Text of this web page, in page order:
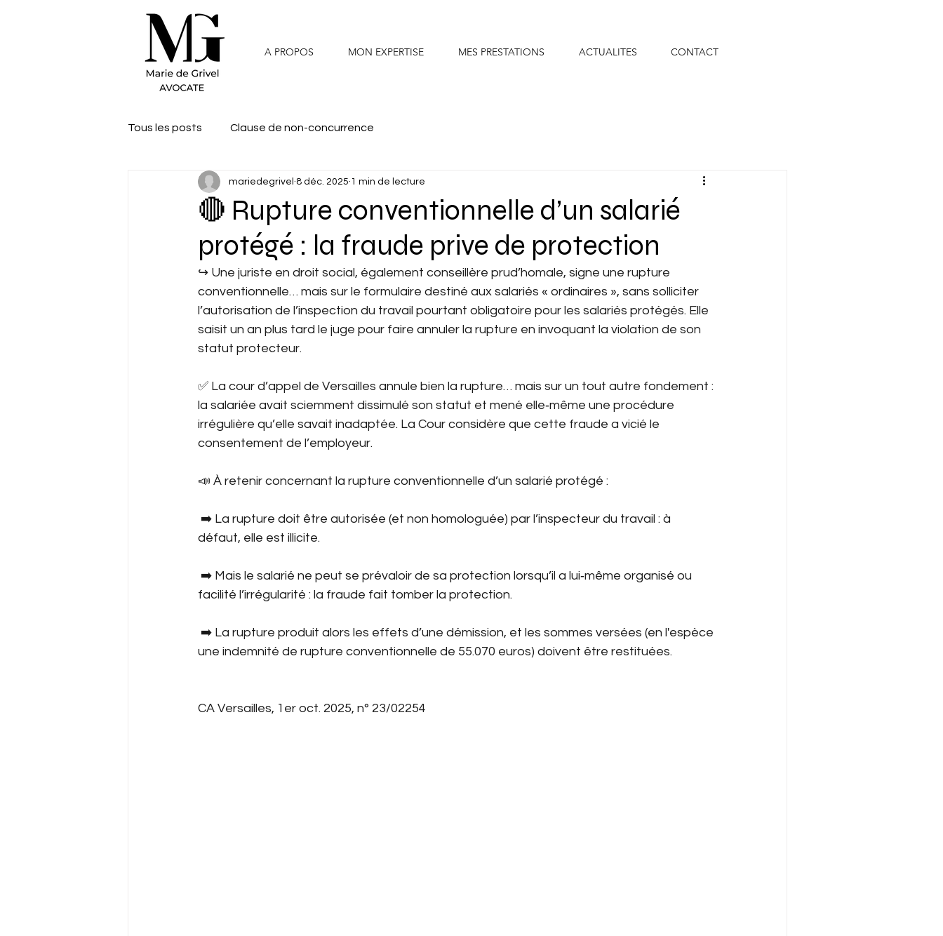
A PROPOS MON EXPERTISE MES PRESTATIONS ACTUALITES CONTACT
Tous les posts Clause de non-concurrence
🔴 Rupture conventionnelle d’un salarié
protégé : la fraude prive de protection
mariedegrivel 8 déc. 2025 1 min de lecture
↪︎ Une juriste en droit social, également conseillère prud’homale, signe une rupture
conventionnelle… mais sur le formulaire destiné aux salariés « ordinaires », sans solliciter
l’autorisation de l’inspection du travail pourtant obligatoire pour les salariés protégés. Elle
saisit un an plus tard le juge pour faire annuler la rupture en invoquant la violation de son
statut protecteur.
✅ La cour d’appel de Versailles annule bien la rupture… mais sur un tout autre fondement :
la salariée avait sciemment dissimulé son statut et mené elle‑même une procédure
irrégulière qu’elle savait inadaptée. La Cour considère que cette fraude a vicié le
consentement de l’employeur.
📣 À retenir concernant la rupture conventionnelle d’un salarié protégé :
➡️ La rupture doit être autorisée (et non homologuée) par l’inspecteur du travail : à
défaut, elle est illicite.
➡️ Mais le salarié ne peut se prévaloir de sa protection lorsqu’il a lui‑même organisé ou
facilité l’irrégularité : la fraude fait tomber la protection.
➡️ La rupture produit alors les effets d’une démission, et les sommes versées (en l'espèce
une indemnité de rupture conventionnelle de 55.070 euros) doivent être restituées.
CA Versailles, 1er oct. 2025, n° 23/02254